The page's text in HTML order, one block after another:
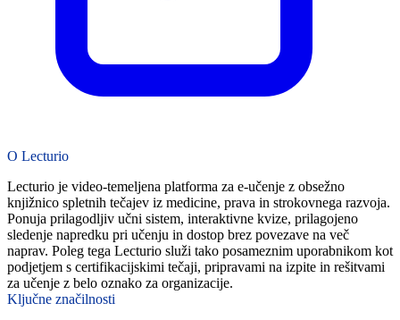
O Lecturio
Lecturio je video-temeljena platforma za e-učenje z obsežno
knjižnico spletnih tečajev iz medicine, prava in strokovnega razvoja.
Ponuja prilagodljiv učni sistem, interaktivne kvize, prilagojeno
sledenje napredku pri učenju in dostop brez povezave na več
naprav. Poleg tega Lecturio služi tako posameznim uporabnikom kot
podjetjem s certifikacijskimi tečaji, pripravami na izpite in rešitvami
za učenje z belo oznako za organizacije.
Ključne značilnosti